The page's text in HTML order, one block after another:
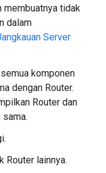
membuatnya tidak
dalam
Server
komponen
dengan Router.
Router dan
Router lainnya.